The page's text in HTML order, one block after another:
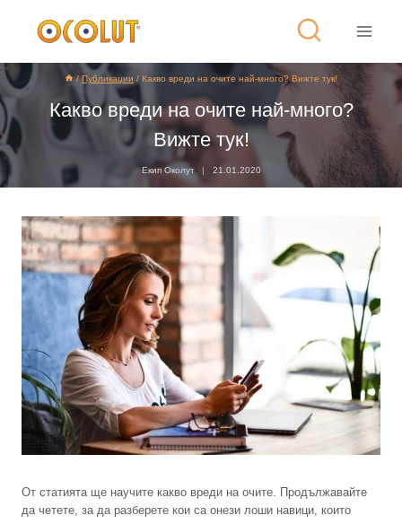
/ Публикации / Какво вреди на очите най-много? Вижте тук!
Какво вреди на очите най-много?
Вижте тук!
Екип Околут 21.01.2020
От статията ще научите какво вреди на очите. Продължавайте
да четете, за да разберете кои са онези лоши навици, които